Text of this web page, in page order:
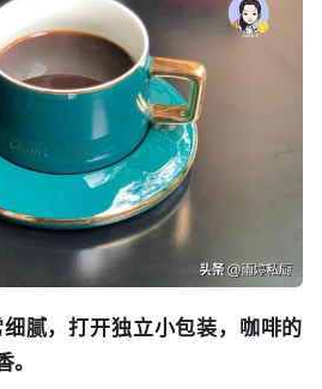
腻，打开独立小包装，咖啡的